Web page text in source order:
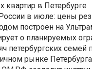
квартир в Петербурге
в июле: цены
построен на
о планируемых
петербургских семей
рынке